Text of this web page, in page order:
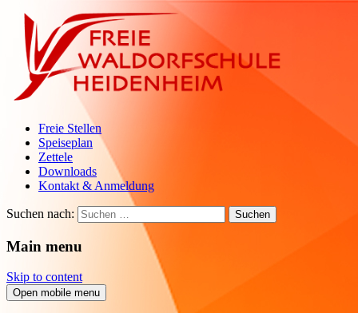
Freie Stellen
Speiseplan
Zettele
Downloads
Kontakt & Anmeldung
Suchen nach:
Main menu
Skip to content
Open mobile menu